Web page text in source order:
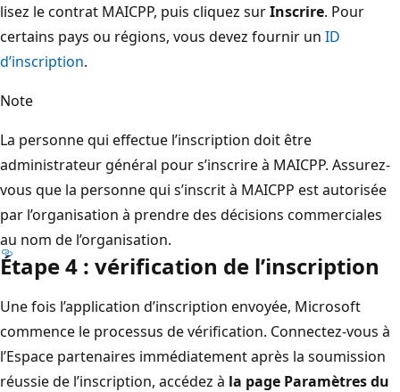
lisez le contrat MAICPP, puis cliquez surInscrire. Pour
certains pays ou régions, vous devez fournir un ID
d’inscription.
Note
La personne qui effectue l’inscription doit être
administrateur général pour s’inscrire à MAICPP. Assurez-
vous que la personne qui s’inscrit à MAICPP est autorisée
par l’organisation à prendre des décisions commerciales
au nom de l’organisation.
Étape 4 : vérification de l’inscription
Une fois l’application d’inscription envoyée, Microsoft
commence le processus de vérification. Connectez-vous à
l’Espace partenaires immédiatement après la soumission
réussie de l’inscription, accédez à la page Paramètres du